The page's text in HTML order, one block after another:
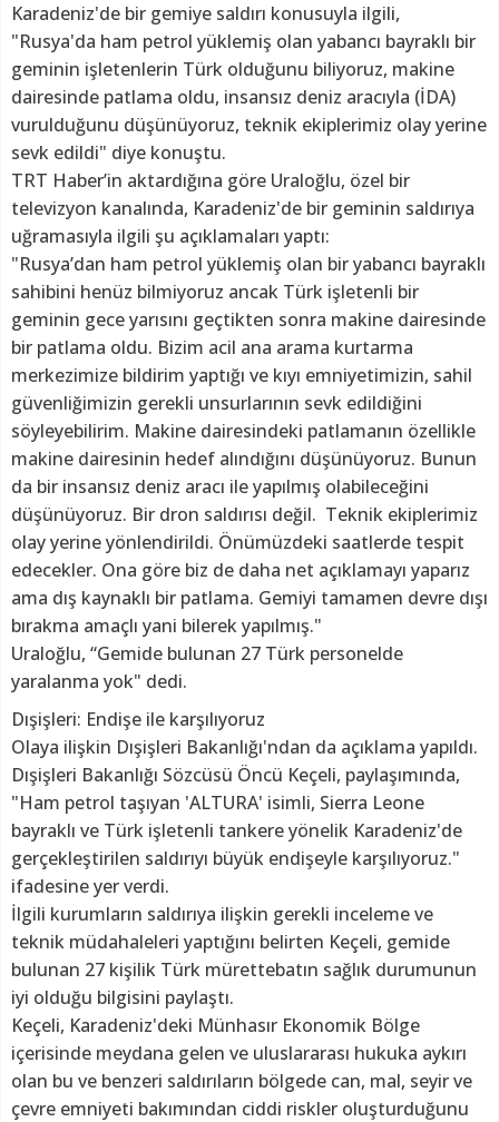
Karadeniz'de bir gemiye saldırı konusuyla ilgili,
"Rusya'da ham petrol yüklemiş olan yabancı bayraklı bir
geminin işletenlerin Türk olduğunu biliyoruz, makine
dairesinde patlama oldu, insansız deniz aracıyla (İDA)
vurulduğunu düşünüyoruz, teknik ekiplerimiz olay yerine
sevk edildi" diye konuştu.
TRT Haber’in aktardığına göre Uraloğlu, özel bir
televizyon kanalında, Karadeniz'de bir geminin saldırıya
uğramasıyla ilgili şu açıklamaları yaptı:
"Rusya’dan ham petrol yüklemiş olan bir yabancı bayraklı
sahibini henüz bilmiyoruz ancak Türk işletenli bir
geminin gece yarısını geçtikten sonra makine dairesinde
bir patlama oldu. Bizim acil ana arama kurtarma
merkezimize bildirim yaptığı ve kıyı emniyetimizin, sahil
güvenliğimizin gerekli unsurlarının sevk edildiğini
söyleyebilirim. Makine dairesindeki patlamanın özellikle
makine dairesinin hedef alındığını düşünüyoruz. Bunun
da bir insansız deniz aracı ile yapılmış olabileceğini
düşünüyoruz. Bir dron saldırısı değil. Teknik ekiplerimiz
olay yerine yönlendirildi. Önümüzdeki saatlerde tespit
edecekler. Ona göre biz de daha net açıklamayı yaparız
ama dış kaynaklı bir patlama. Gemiyi tamamen devre dışı
bırakma amaçlı yani bilerek yapılmış."
Uraloğlu, “Gemide bulunan 27 Türk personelde
yaralanma yok" dedi.
Dışişleri: Endişe ile karşılıyoruz
Olaya ilişkin Dışişleri Bakanlığı'ndan da açıklama yapıldı.
Dışişleri Bakanlığı Sözcüsü Öncü Keçeli, paylaşımında,
"Ham petrol taşıyan 'ALTURA' isimli, Sierra Leone
bayraklı ve Türk işletenli tankere yönelik Karadeniz'de
gerçekleştirilen saldırıyı büyük endişeyle karşılıyoruz."
ifadesine yer verdi.
İlgili kurumların saldırıya ilişkin gerekli inceleme ve
teknik müdahaleleri yaptığını belirten Keçeli, gemide
bulunan 27 kişilik Türk mürettebatın sağlık durumunun
iyi olduğu bilgisini paylaştı.
Keçeli, Karadeniz'deki Münhasır Ekonomik Bölge
içerisinde meydana gelen ve uluslararası hukuka aykırı
olan bu ve benzeri saldırıların bölgede can, mal, seyir ve
çevre emniyeti bakımından ciddi riskler oluşturduğunu